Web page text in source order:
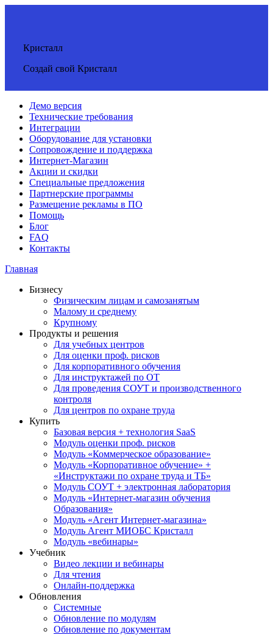
Кристалл
Создай свой Кристалл
Демо версия
Технические требования
Интеграции
Оборудование для установки
Сопровождение и поддержка
Интернет-Магазин
Акции и скидки
Специальные предложения
Партнерские программы
Размещение рекламы в ПО
Помощь
Блог
FAQ
Контакты
Главная
Бизнесу
Физическим лицам и самозанятым
Малому и среднему
Крупному
Продукты и решения
Для учебных центров
Для оценки проф. рисков
Для корпоративного обучения
Для инструктажей по ОТ
Для проведения СОУТ и производственного
контроля
Для центров по охране труда
Купить
Базовая версия + технология SaaS
Модуль оценки проф. рисков
Модуль «Коммерческое образование»
Модуль «Корпоративное обучение» +
«Инструктажи по охране труда и ТБ»
Модуль СОУТ + электронная лаборатория
Модуль «Интернет-магазин обучения
Образования»
Модуль «Агент Интернет-магазина»
Модуль Агент МИОБС Кристалл
Модуль «вебинары»
Учебник
Видео лекции и вебинары
Для чтения
Онлайн-поддержка
Обновления
Системные
Обновление по модулям
Обновление по документам